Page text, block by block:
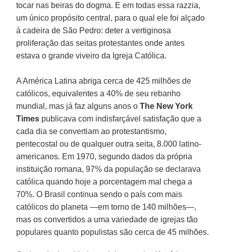
tocar nas beiras do dogma. E em todas essa razzia,
um único propósito central, para o qual ele foi alçado
à cadeira de São Pedro: deter a vertiginosa
proliferação das seitas protestantes onde antes
estava o grande viveiro da Igreja Católica.
A América Latina abriga cerca de 425 milhões de
católicos, equivalentes a 40% de seu rebanho
mundial, mas já faz alguns anos oThe New York
Times publicava com indisfarçável satisfação que a
cada dia se convertiam ao protestantismo,
pentecostal ou de qualquer outra seita, 8.000 latino-
americanos. Em 1970, segundo dados da própria
instituição romana, 97% da população se declarava
católica quando hoje a porcentagem mal chega a
70%. O Brasil continua sendo o país com mais
católicos do planeta —em torno de 140 milhões—,
mas os convertidos a uma variedade de igrejas tão
populares quanto populistas são cerca de 45 milhões.